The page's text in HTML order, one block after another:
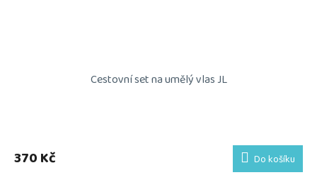
Cestovní set na umělý vlas JL
produktu
je
370 Kč Do košíku